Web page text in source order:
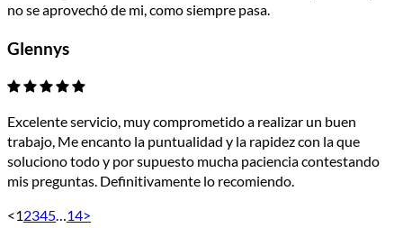
no se aprovechó de mi, como siempre pasa.
Glennys
Excelente servicio, muy comprometido a realizar un buen
trabajo, Me encanto la puntualidad y la rapidez con la que
soluciono todo y por supuesto mucha paciencia contestando
mis preguntas. Definitivamente lo recomiendo.
<12345 14>